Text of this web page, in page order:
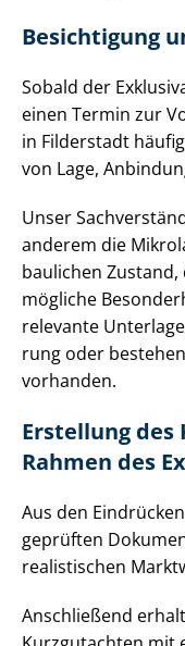
Besichtigung
Sobald der
einen Termin zur
in Filderstadt
von Lage,
Unser
anderem die
baulichen
mögliche
relevante
rung oder
vorhanden.
Erstellung des
Rahmen des
Aus den
geprüften
realistischen
Anschließend